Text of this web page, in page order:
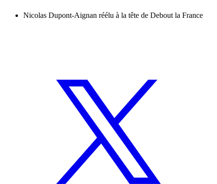
Nicolas Dupont-Aignan réélu à la tête de Debout la France